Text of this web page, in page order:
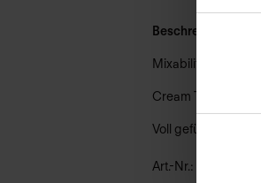
Beschreibung:
Mixability ist das
Cream Teal –
Voll gefüttert für
Art.-Nr.: 852_715_672